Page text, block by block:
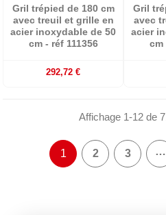
Gril trépied de 180 cm
avec treuil et grille en
acier inoxydable de 50
cm - réf 111356
292,72 €
Gril
avec
acier
cm
Affichage 1-12 de
1 2 3 …